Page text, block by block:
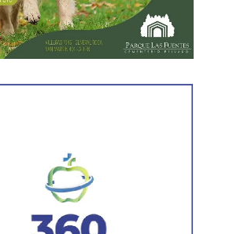
lo que permitirá incrementar
y optimizar las tareas de
distintos puntos del Alto Valle.
organismo avanza con el relevamiento
y mejorar las condiciones de